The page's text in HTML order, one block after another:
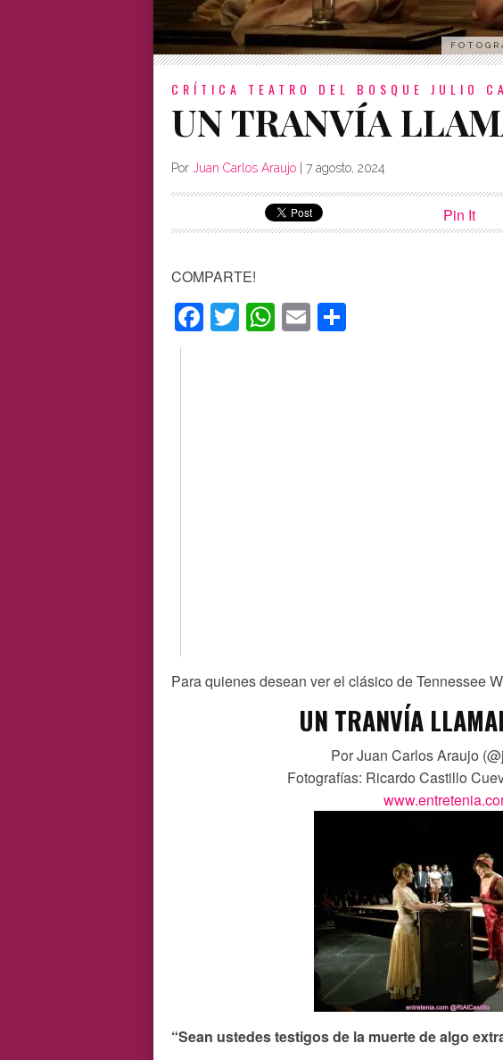
CRÍTICA TEATRO DEL BOSQUE JULIO
UN TRANVÍA
Por Juan Carlos Araujo 7 agosto, 2024
Pin It
COMPARTE!
Facebook
Twitter
WhatsApp
Email
Para quienes desean ver el clásico de Tennessee
UN TRANVÍA
Por Juan Carlos Araujo
Fotografías: Ricardo Castillo
“Sean ustedes testigos de la muerte de algo